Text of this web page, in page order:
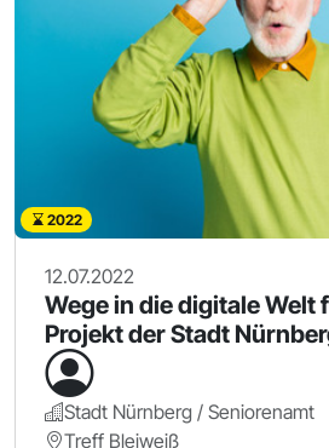
2022
12.07.2022
Wege in die digitale Welt
Projekt der Stadt
Stadt Nürnberg / Seniorenamt
Treff Bleiweiß